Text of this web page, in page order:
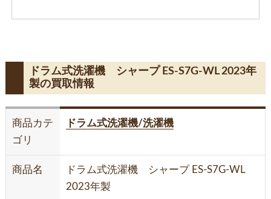
ドラム式洗濯機 シャープ ES-S7G-WL 2023年
製の買取情報
商品カテ
ゴリ
ドラム式洗濯機/洗濯機
商品名
ドラム式洗濯機 シャープ ES-S7G-WL
2023年製